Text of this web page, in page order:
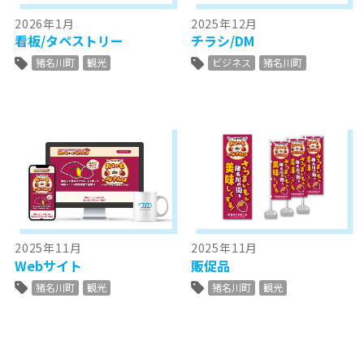
2026年1月
看板/タペストリー
猪名川町 観光
2025年12月
チラシ/DM
ビジネス 猪名川町
2025年11月
Webサイト
猪名川町 観光
2025年11月
販促品
猪名川町 観光